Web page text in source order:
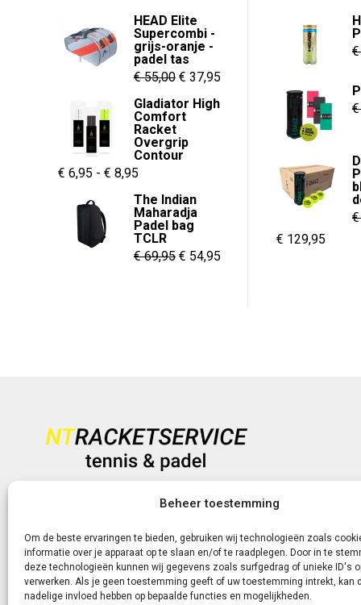
Beheer toestemming
Om de beste ervaringen te bieden, gebruiken wij technologieën zoals
informatie over je apparaat op te slaan en/of te raadplegen. Door in te
deze technologieën kunnen wij gegevens zoals surfgedrag of unieke ID's
verwerken. Als je geen toestemming geeft of uw toestemming intrekt, kan
nadelige invloed hebben op bepaalde functies en mogelijkheden.
HEAD Elite
Supercombi -
grijs-oranje -
padel tas
€55,00 Oorspronkelijke
prijs
was:
€ 55,00.
€ 37,95
Gladiator High
Comfort
Racket
Overgrip
Contour
€ 6,95 - € 8,95
€ 6,95
tot
€ 8,95
The Indian
Maharadja
Padel bag
TCLR
€69,95 Oorspronkelijke
€ 54,95
€
€
€
Oorspronkelijke
€ 129,95
Heb je vragen?
+31 (0)6-5188 0267
Of neem contact met ons op via de livechat of e-mail!